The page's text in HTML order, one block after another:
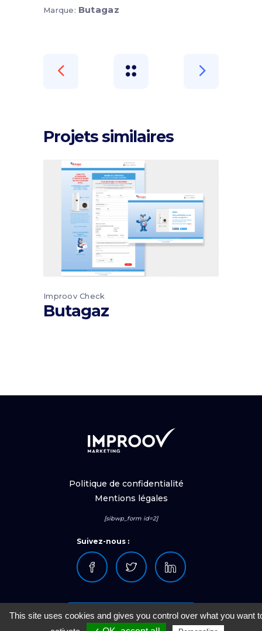
Marque: Butagaz
Projets similaires
Improov Check
Butagaz
Politique de confidentialité
Mentions légales
[sibwp_form id=2]
Suivez-nous :
NOUS CONTACTER
This site uses cookies and gives you control over what you want